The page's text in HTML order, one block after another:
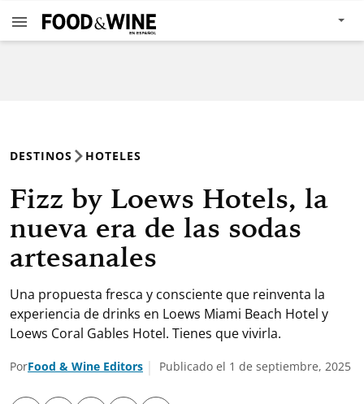
DESTINOS HOTELES
Fizz by Loews Hotels, la
nueva era de las sodas
artesanales
Una propuesta fresca y consciente que reinventa la
experiencia de drinks en Loews Miami Beach Hotel y
Loews Coral Gables Hotel. Tienes que vivirla.
PorFood & Wine Editors Publicado el 1 de septiembre, 2025